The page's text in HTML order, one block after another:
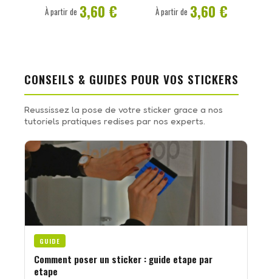
À partir de 3,60 € À partir de 3,60 €
CONSEILS & GUIDES POUR VOS STICKERS
Reussissez la pose de votre sticker grace a nos
tutoriels pratiques redises par nos experts.
GUIDE
Comment poser un sticker : guide etape par
etape